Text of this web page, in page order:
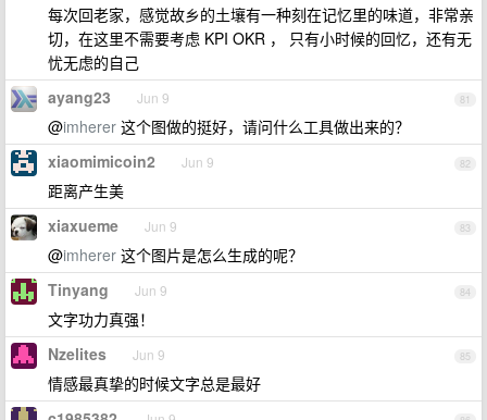
每次回老家，感觉故乡的土壤有一种刻在记忆里的味道，非常亲
切，在这里不需要考虑 KPI OKR ， 只有小时候的回忆，还有无
忧无虑的自己
81
ayang23 Jun 9
@imherer 这个图做的挺好，请问什么工具做出来的？
82
xiaomimicoin2 Jun 9
距离产生美
83
xiaxueme Jun 9
@imherer 这个图片是怎么生成的呢？
84
Tinyang Jun 9
文字功力真强！
85
Nzelites Jun 9
情感最真挚的时候文字总是最好